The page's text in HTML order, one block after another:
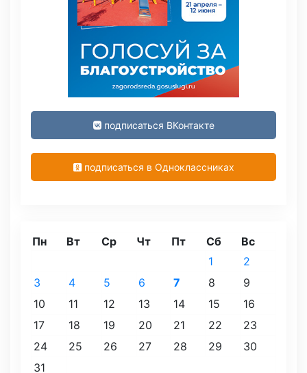
подписаться ВКонтакте
подписаться в Одноклассниках
Пн Вт Ср Чт Пт Сб
Вс
1
2
3
4 5 6 7 8
9
10
11 12 13 14 15
16
17
18 19 20 21 22
23
24
25 26 27 28 29
30
31